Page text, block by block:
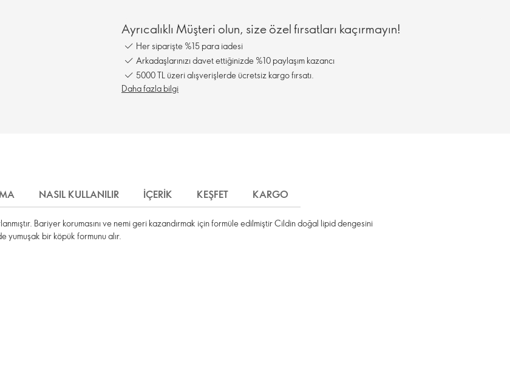
Ayrıcalıklı Müşteri olun, size özel fırsatları kaçırmayın!
Her siparişte %15 para iadesi
Arkadaşlarınızı davet ettiğinizde %10 paylaşım kazancı
5000 TL üzeri alışverişlerde ücretsiz kargo fırsatı.
Daha fazla bilgi
NASIL KULLANILIR İÇERIK KEŞFET KARGO
Bariyer korumasını ve nemi geri kazandırmak için formüle edilmiştir Cildin doğal lipid dengesini
yumuşak bir köpük formunu alır.